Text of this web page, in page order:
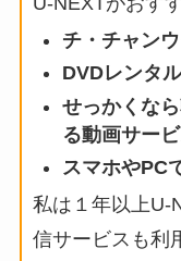
チ・チャン
DVDレンタ
せっかくな
る動画サー
スマホやPC
私は１年以上U-
信サービスも利